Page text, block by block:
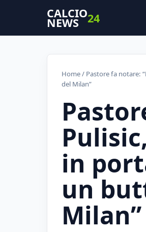
CALCIO
NEWS 24
Home/ Pastore fa notare:
del Milan”
in
un
Milan”